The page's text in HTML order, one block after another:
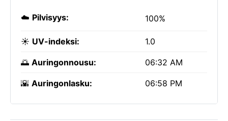
☁️ Pilvisyys: 100%
☀️ UV-indeksi: 1.0
🌅 Auringonnousu: 06:32 AM
🌇 Auringonlasku: 06:58 PM